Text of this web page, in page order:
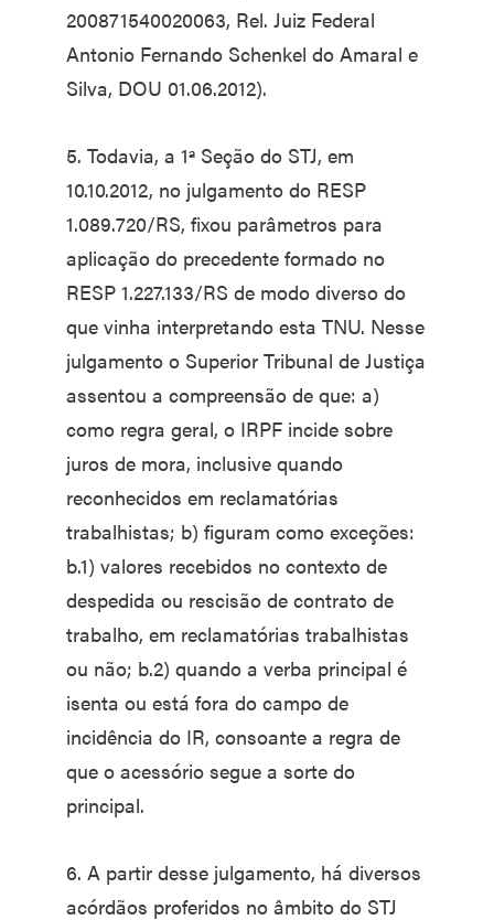
200871540020063, Rel. Juiz Federal
Antonio Fernando Schenkel do Amaral e
Silva, DOU 01.06.2012).
5. Todavia, a 1ª Seção do STJ, em
10.10.2012, no julgamento do RESP
1.089.720/RS, fixou parâmetros para
aplicação do precedente formado no
RESP 1.227.133/RS de modo diverso do
que vinha interpretando esta TNU. Nesse
julgamento o Superior Tribunal de Justiça
assentou a compreensão de que: a)
como regra geral, o IRPF incide sobre
juros de mora, inclusive quando
reconhecidos em reclamatórias
trabalhistas; b) figuram como exceções:
b.1) valores recebidos no contexto de
despedida ou rescisão de contrato de
trabalho, em reclamatórias trabalhistas
ou não; b.2) quando a verba principal é
isenta ou está fora do campo de
incidência do IR, consoante a regra de
que o acessório segue a sorte do
principal.
6. A partir desse julgamento, há diversos
acórdãos proferidos no âmbito do STJ